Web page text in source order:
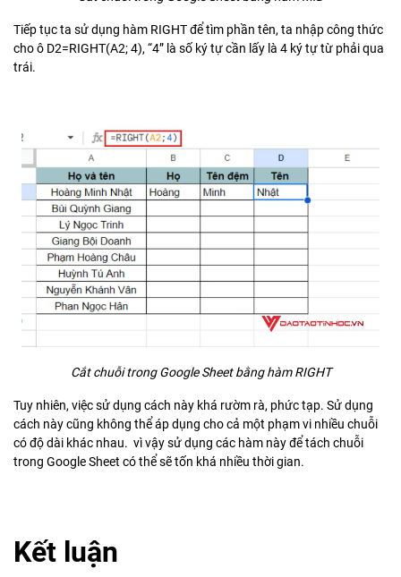
Tiếp tục ta sử dụng hàm RIGHT để tìm phần tên, ta nhập công thức
cho ô D2=RIGHT(A2; 4), “4” là số ký tự cần lấy là 4 ký tự từ phải qua
trái.
Cắt chuỗi trong Google Sheet bằng hàm RIGHT
Tuy nhiên, việc sử dụng cách này khá rườm rà, phức tạp. Sử dụng
cách này cũng không thể áp dụng cho cả một phạm vi nhiều chuỗi
có độ dài khác nhau. vì vậy sử dụng các hàm này để tách chuỗi
trong Google Sheet có thể sẽ tốn khá nhiều thời gian.
Kết luận